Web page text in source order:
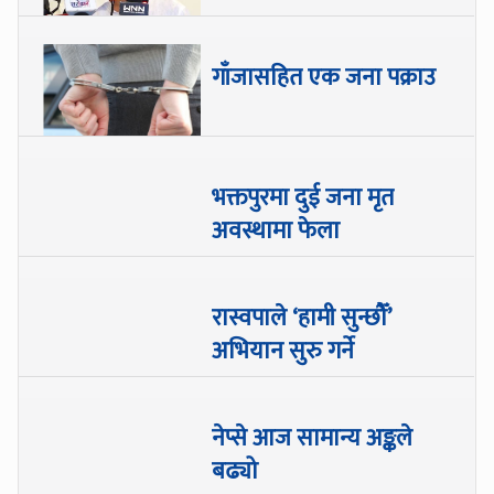
गाँजासहित एक जना पक्राउ
भक्तपुरमा दुई जना मृत
अवस्थामा फेला
रास्वपाले ‘हामी सुन्छौँ’
अभियान सुरु गर्ने
नेप्से आज सामान्य अङ्कले
बढ्यो